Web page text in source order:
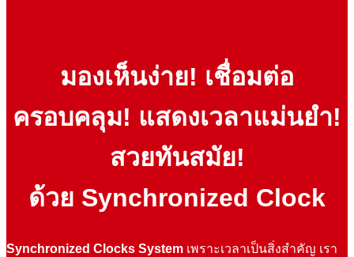
มองเห็นง่าย! เชื่อมต่อ
ครอบคลุม! แสดงเวลาแม่นยำ!
สวยทันสมัย!
ด้วย Synchronized Clock
Synchronized Clocks System เพราะเวลาเป็นสิ่งสำคัญ เรา